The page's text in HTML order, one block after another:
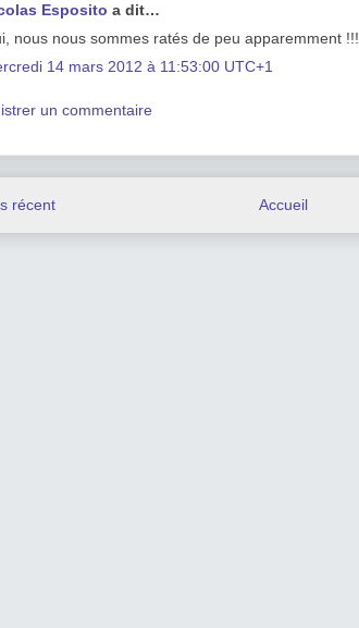
Esposito a dit…
nous nous sommes ratés de peu apparemment !!!
14 mars 2012 à 11:53:00 UTC+1
un commentaire
récent Accueil